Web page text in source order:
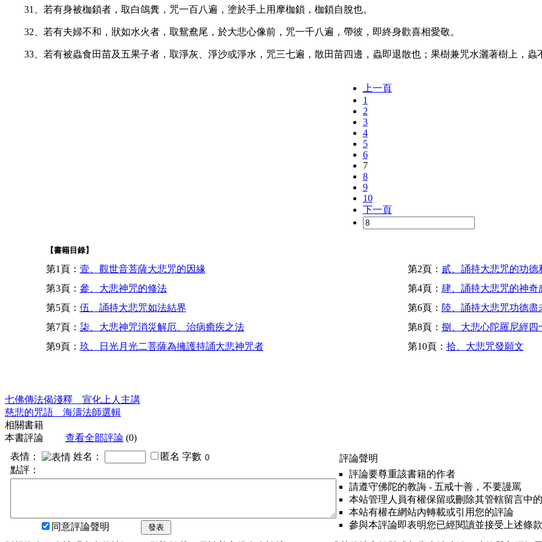
31、若有身被枷鎖者，取白鴿糞，咒一百八遍，塗於手上用摩枷鎖，枷鎖自脫也。
32、若有夫婦不和，狀如水火者，取鴛鴦尾，於大悲心像前，咒一千八遍，帶彼，即終身歡喜相愛敬。
33、若有被蟲食田苗及五果子者，取淨灰、淨沙或淨水，咒三七遍，散田苗四邊，蟲即退散也；果樹兼咒水灑著樹上，蟲
上一頁
1
2
3
4
5
6
7
8
9
10
下一頁
【書籍目錄】
第1頁： 壹、觀世音菩薩大悲咒的因緣 第2頁： 貳、誦持大悲咒的功德
第3頁： 參、大悲神咒的修法 第4頁： 肆、誦持大悲咒的神奇
第5頁： 伍、誦持大悲咒如法結界 第6頁： 陸、誦持大悲咒功德盡
第7頁： 柒、大悲神咒消災解厄、治病癒疾之法 第8頁： 捌、大悲心陀羅尼經四
第9頁： 玖、日光月光二菩薩為擁護持誦大悲神咒者 第10頁： 拾、大悲咒發願文
七佛傳法偈淺釋 宣化上人主講
慈悲的咒語 海濤法師選輯
相關書籍
本書評論
查看全部評論 (0)
表情：
姓名： 匿名 字數
點評：
同意評論聲明 發表
評論聲明
評論要尊重該書籍的作者
請遵守佛陀的教誨 - 五戒十善，不要謾罵
本站管理人員有權保留或刪除其管轄留言中
本站有權在網站內轉載或引用您的評論
參與本評論即表明您已經閱讀並接受上述條款